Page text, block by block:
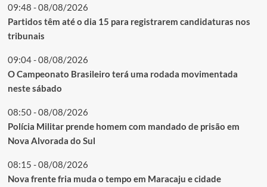
09:48 - 08/08/2026
Partidos têm até o dia 15 para registrarem candidaturas nos
tribunais
09:04 - 08/08/2026
O Campeonato Brasileiro terá uma rodada movimentada
neste sábado
08:50 - 08/08/2026
Polícia Militar prende homem com mandado de prisão em
Nova Alvorada do Sul
08:15 - 08/08/2026
Nova frente fria muda o tempo em Maracaju e cidade